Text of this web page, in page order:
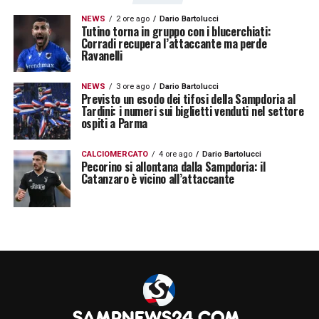
NEWS 2 ore ago Dario Bartolucci
Tutino torna in gruppo con i blucerchiati:
Corradi recupera l’attaccante ma perde
Ravanelli
NEWS 3 ore ago Dario Bartolucci
Previsto un esodo dei tifosi della Sampdoria al
Tardini: i numeri sui biglietti venduti nel settore
ospiti a Parma
CALCIOMERCATO 4 ore ago Dario Bartolucci
Pecorino si allontana dalla Sampdoria: il
Catanzaro è vicino all’attaccante